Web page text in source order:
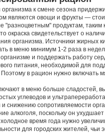
организма к смене сезона
являются овощи и фрукты —
"разноцветным" продуктам, таким
окраска свидетельствует о
организма. Источники жирных
в меню минимум 1-2 раза в
и поддержать работу
питания, необходимой для
в рацион нужно включать
в меню больше сладостей,
углеводов и
снижению сопротивляемости
алкоголя, поскольку он
время года нужно
для городских жителей,